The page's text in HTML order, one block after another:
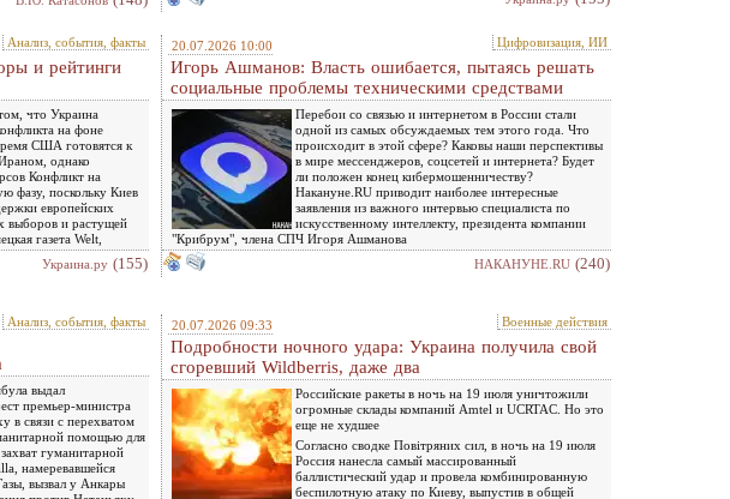
Анализ, события, факты
и рейтинги
что Украина
на фоне
США готовятся к
однако
Конфликт на
фазу, поскольку Киев
европейских
выборов и растущей
газета Welt,
Украина.ру (155)
20.07.2026 10:00 Цифровизация, ИИ
Игорь Ашманов: Власть ошибается, пытаясь решать
социальные проблемы техническими средствами
Перебои со связью и интернетом в России стали
одной из самых обсуждаемых тем этого года. Что
происходит в этой сфере? Каковы наши перспективы
в мире мессенджеров, соцсетей и интернета? Будет
ли положен конец кибермошенничеству?
Накануне.RU приводит наиболее интересные
заявления из важного интервью специалиста по
искусственному интеллекту, президента компании
"Крибрум", члена СПЧ Игоря Ашманова
НАКАНУНЕ.RU (240)
Анализ, события, факты
выдал
премьер-министра
в связи с перехватом
помощью для
гуманитарной
намеревавшейся
вызвал у Анкары
20.07.2026 09:33 Военные действия
Подробности ночного удара: Украина получила свой
сгоревший Wildberris, даже два
Российские ракеты в ночь на 19 июля уничтожили
огромные склады компаний Amtel и UCRTAC. Но это
еще не худшее
Согласно сводке Повiтряних сил, в ночь на 19 июля
Россия нанесла самый массированный
баллистический удар и провела комбинированную
беспилотную атаку по Киеву, выпустив в общей